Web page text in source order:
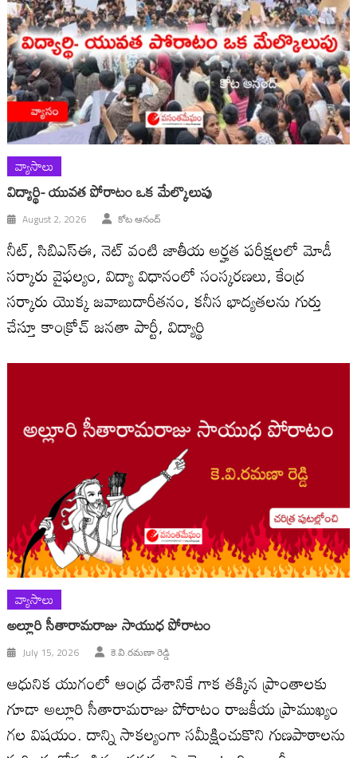
వ్యాసాలు
విద్యార్థి- యువత పోరాటం ఒక మేల్కొలుపు
August 2, 2026 కోట ఆనంద్
నీట్, సిబిఎస్ఈ, నెట్ వంటి జాతీయ అర్హత పరీక్షలలో మోడీ
సర్కారు వైఫల్యం, విద్యా విధానంలో సంస్కరణలు, కేంద్ర
సర్కారు యొక్క జవాబుదారీతనం, కనీస భాద్యతలను గుర్తు
చేస్తూ కాంక్రోచ్ జనతా పార్టీ, విద్యార్థి
వ్యాసాలు
అల్లూరి సీతారామరాజు సాయుధ పోరాటం
July 15, 2026 కె.వి.రమణా రెడ్డి
ఆధునిక యుగంలో ఆంధ్ర దేశానికే గాక తక్కిన ప్రాంతాలకు
గూడా అల్లూరి సీతారామరాజు పోరాటం రాజకీయ ప్రాముఖ్యం
గల విషయం. దాన్ని సాకల్యంగా సమీక్షించుకొని గుణపాఠాలను